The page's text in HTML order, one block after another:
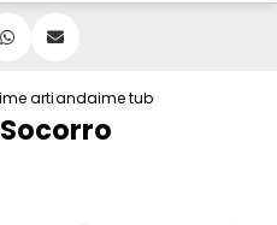
articulado
andaime tubular socorro